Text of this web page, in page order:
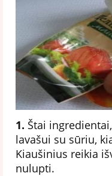
1. Štai
lavašui su sūriu,
Kiaušinius reikia
nulupti.